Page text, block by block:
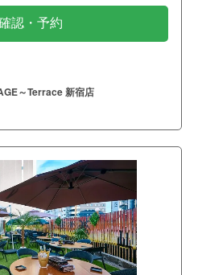
認・予約
～Terrace 新宿店